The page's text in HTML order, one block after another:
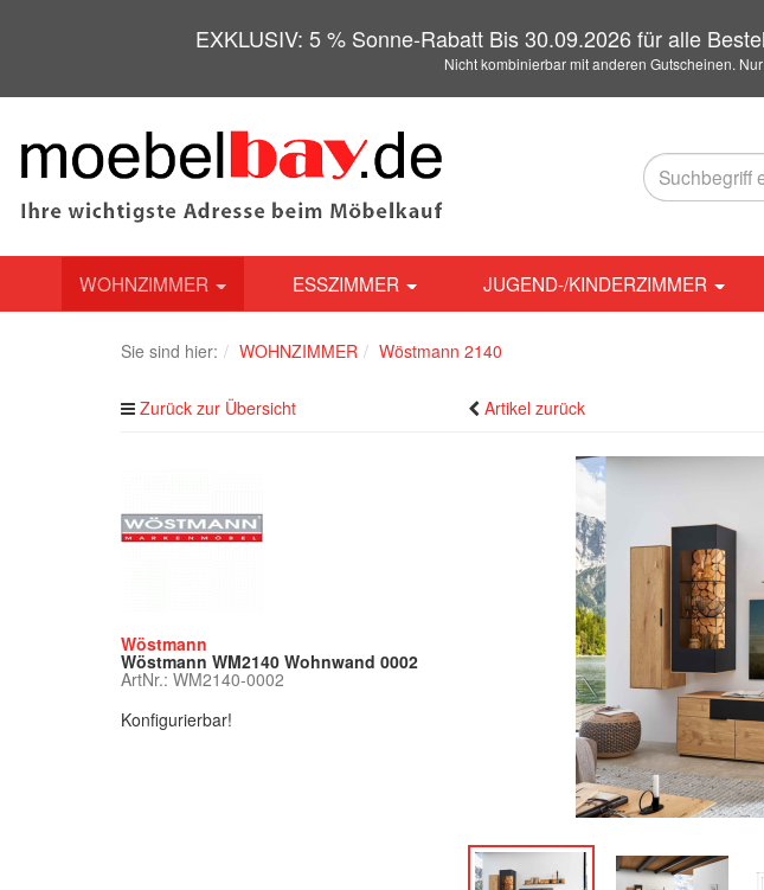
EXKLUSIV: 5 % Sonne-Rabatt Bis 30.09.2026 für alle
Nicht kombinierbar mit anderen Gutscheinen.
WOHNZIMMER ESSZIMMER JUGEND-/KINDERZIMMER
Sie sind hier: WOHNZIMMER Wöstmann 2140
Zurück zur Übersicht Artikel zurück
Wöstmann
Wöstmann WM2140 Wohnwand 0002
ArtNr.: WM2140-0002
Konfigurierbar!